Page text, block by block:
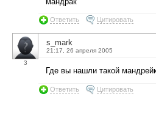
Ответить Цитировать
3
s_mark
21:17, 26 апреля 2005
Где вы нашли такой
Ответить Цитировать